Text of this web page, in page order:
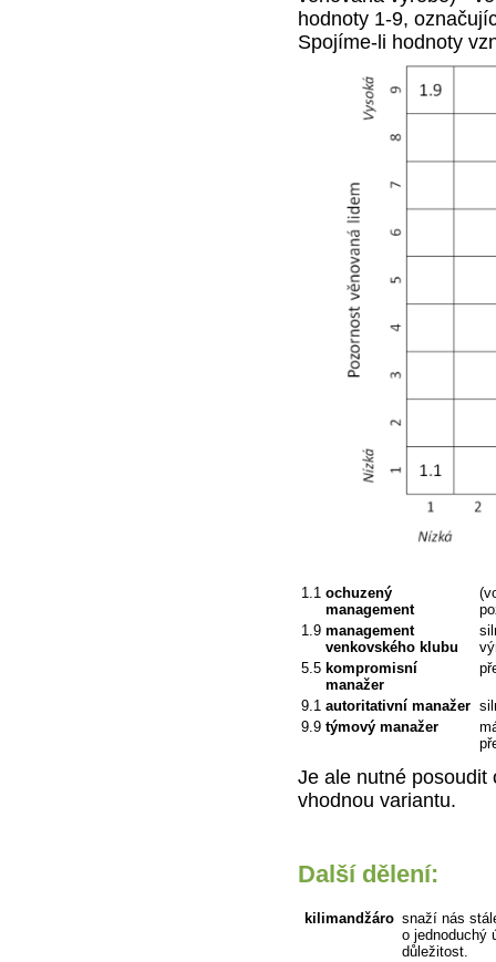
hodnoty 1-9,
Spojíme-li hodnoty
1.1 ochuzený
management
1.9 management
venkovského klubu
5.5 kompromisní
manažer
9.1 autoritativní manažer
9.9 týmový manažer
Je ale nutné posoudit
vhodnou variantu.
Další dělení:
kilimandžáro snaží nás
o jednoduchý
důležitost.